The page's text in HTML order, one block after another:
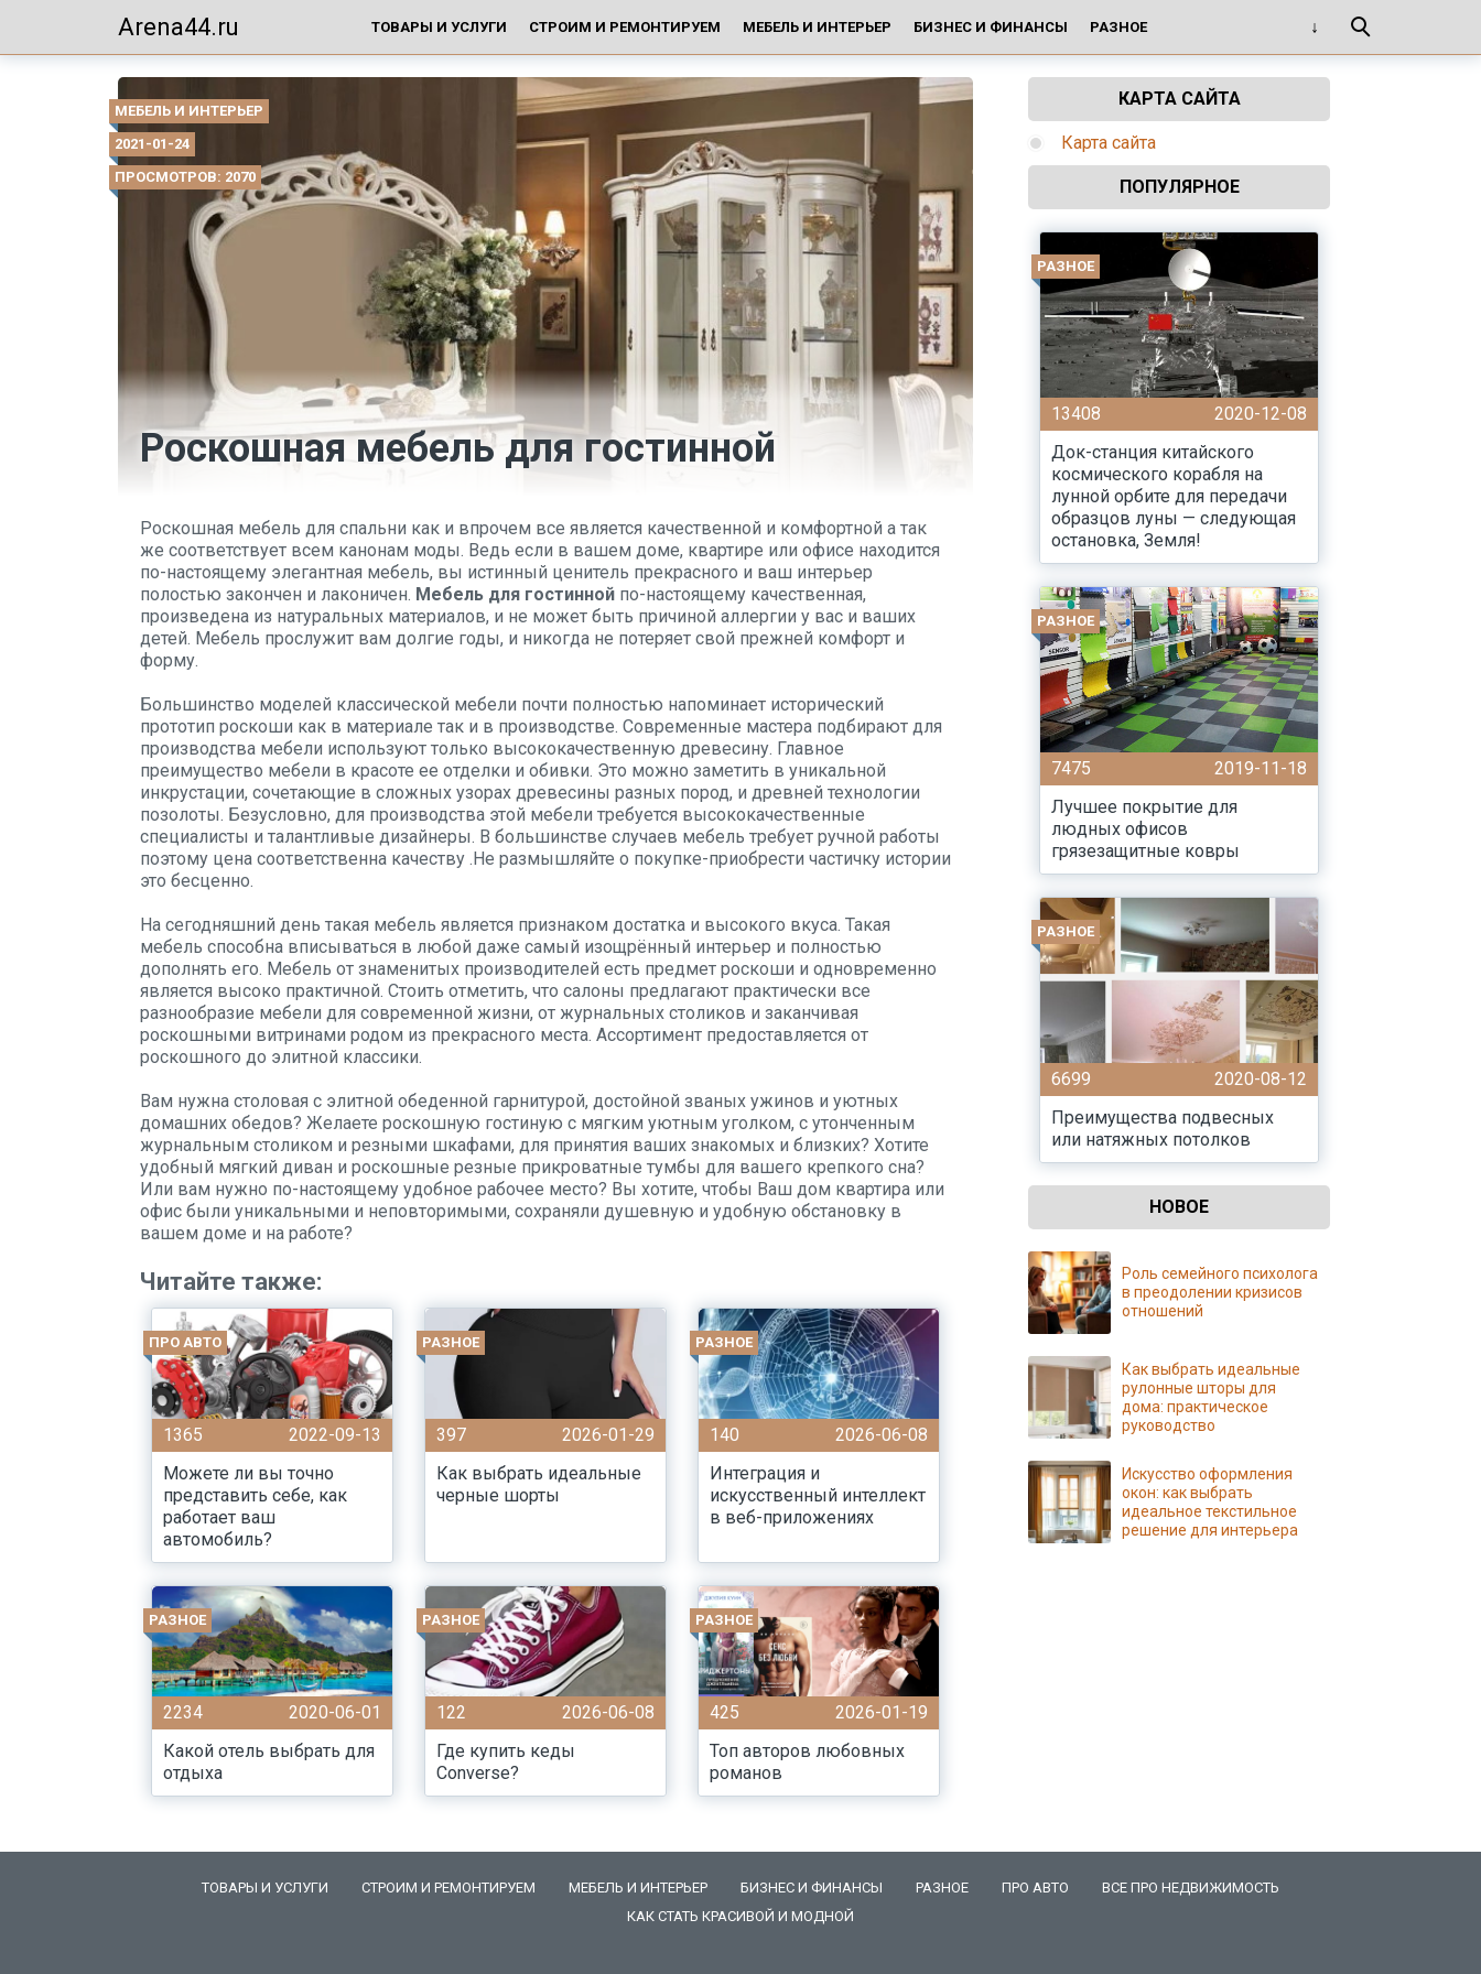
Arena44.ru ТОВАРЫ И УСЛУГИ СТРОИМ И РЕМОНТИРУЕМ МЕБЕЛЬ И ИНТЕРЬЕР БИЗНЕС И ФИНАНСЫ РАЗНОЕ
МЕБЕЛЬ И ИНТЕРЬЕР
2021-01-24
ПРОСМОТРОВ: 2070
Роскошная мебель для гостинной
Роскошная мебель для спальни как и впрочем все является качественной и комфортной а так
же соответствует всем канонам моды. Ведь если в вашем доме, квартире или офисе находится
по-настоящему элегантная мебель, вы истинный ценитель прекрасного и ваш интерьер
полостью закончен и лаконичен. Мебель для гостинной по-настоящему качественная,
произведена из натуральных материалов, и не может быть причиной аллергии у вас и ваших
детей. Мебель прослужит вам долгие годы, и никогда не потеряет свой прежней комфорт и
форму.
Большинство моделей классической мебели почти полностью напоминает исторический
прототип роскоши как в материале так и в производстве. Современные мастера подбирают для
производства мебели используют только высококачественную древесину. Главное
преимущество мебели в красоте ее отделки и обивки. Это можно заметить в уникальной
инкрустации, сочетающие в сложных узорах древесины разных пород, и древней технологии
позолоты. Безусловно, для производства этой мебели требуется высококачественные
специалисты и талантливые дизайнеры. В большинстве случаев мебель требует ручной работы
поэтому цена соответственна качеству .Не размышляйте о покупке-приобрести частичку истории
это бесценно.
На сегодняшний день такая мебель является признаком достатка и высокого вкуса. Такая
мебель способна вписываться в любой даже самый изощрённый интерьер и полностью
дополнять его. Мебель от знаменитых производителей есть предмет роскоши и одновременно
является высоко практичной. Стоить отметить, что салоны предлагают практически все
разнообразие мебели для современной жизни, от журнальных столиков и заканчивая
роскошными витринами родом из прекрасного места. Ассортимент предоставляется от
роскошного до элитной классики.
Вам нужна столовая с элитной обеденной гарнитурой, достойной званых ужинов и уютных
домашних обедов? Желаете роскошную гостиную с мягким уютным уголком, с утонченным
журнальным столиком и резными шкафами, для принятия ваших знакомых и близких? Хотите
удобный мягкий диван и роскошные резные прикроватные тумбы для вашего крепкого сна?
Или вам нужно по-настоящему удобное рабочее место? Вы хотите, чтобы Ваш дом квартира или
офис были уникальными и неповторимыми, сохраняли душевную и удобную обстановку в
вашем доме и на работе?
Читайте также:
ПРО АВТО
1365
2022-09-13
Можете ли вы точно
представить себе, как
работает ваш
автомобиль?
РАЗНОЕ
397
2026-01-29
Как выбрать идеальные
черные шорты
РАЗНОЕ
140
2026-06-08
Интеграция и
искусственный интеллект
в веб-приложениях
РАЗНОЕ
2234
2020-06-01
Какой отель выбрать для
отдыха
РАЗНОЕ
122
2026-06-08
Где купить кеды
Converse?
РАЗНОЕ
425
2026-01-19
Топ авторов любовных
романов
КАРТА САЙТА
Карта сайта
ПОПУЛЯРНОЕ
РАЗНОЕ
13408
2020-12-08
Док-станция китайского
космического корабля на
лунной орбите для передачи
образцов луны — следующая
остановка, Земля!
РАЗНОЕ
7475
2019-11-18
Лучшее покрытие для
людных офисов
грязезащитные ковры
РАЗНОЕ
6699
2020-08-12
Преимущества подвесных
или натяжных потолков
НОВОЕ
Роль семейного психолога
в преодолении кризисов
отношений
Как выбрать идеальные
рулонные шторы для
дома: практическое
руководство
Искусство оформления
окон: как выбрать
идеальное текстильное
решение для интерьера
ТОВАРЫ И УСЛУГИ СТРОИМ И РЕМОНТИРУЕМ МЕБЕЛЬ И ИНТЕРЬЕР БИЗНЕС И ФИНАНСЫ РАЗНОЕ ПРО АВТО
ВСЕ ПРО НЕДВИЖИМОСТЬ
КАК СТАТЬ КРАСИВОЙ И МОДНОЙ